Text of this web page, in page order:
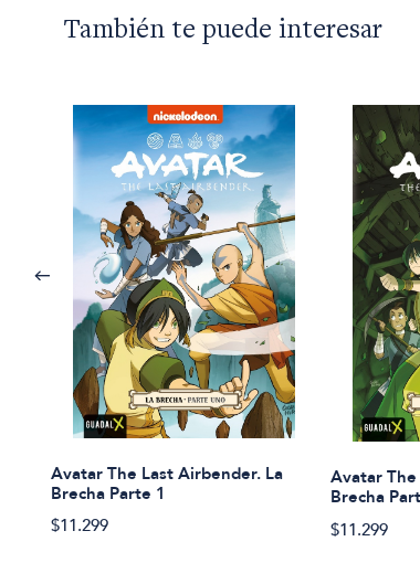
También te puede interesar
Avatar The Last Airbender. La
Brecha Parte 1
$11.299
Avatar
Brecha
$11.299